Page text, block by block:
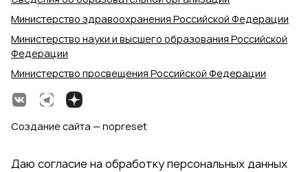
Министерство здравоохранения Российской Федерации
Министерство науки и высшего образования Российской
Федерации
Министерство просвещения Российской Федерации
Создание сайта — nopreset
Даю согласие на обработку персональных данных